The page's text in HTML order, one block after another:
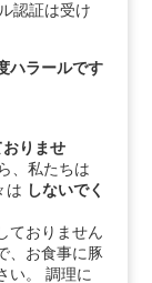
認証は受け
ハラールです
りませ
、私たちは
は しないでく
ておりません
、お食事に豚
い。 調理に